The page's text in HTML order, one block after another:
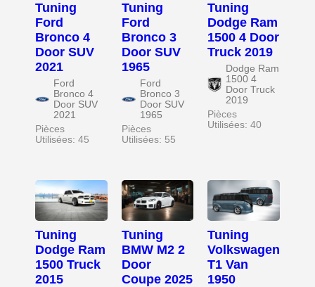
Tuning
Ford
Bronco 4
Door SUV
2021
Ford
Bronco 4
Door SUV
2021
Pièces
Utilisées: 45
Tuning
Ford
Bronco 3
Door SUV
1965
Ford
Bronco 3
Door SUV
1965
Pièces
Utilisées: 55
Tuning
Dodge Ram
1500 4 Door
Truck 2019
Dodge Ram
1500 4
Door Truck
2019
Pièces
Utilisées: 40
Tuning
Dodge Ram
1500 Truck
2015
Tuning
BMW M2 2
Door
Coupe 2025
Tuning
Volkswagen
T1 Van
1950